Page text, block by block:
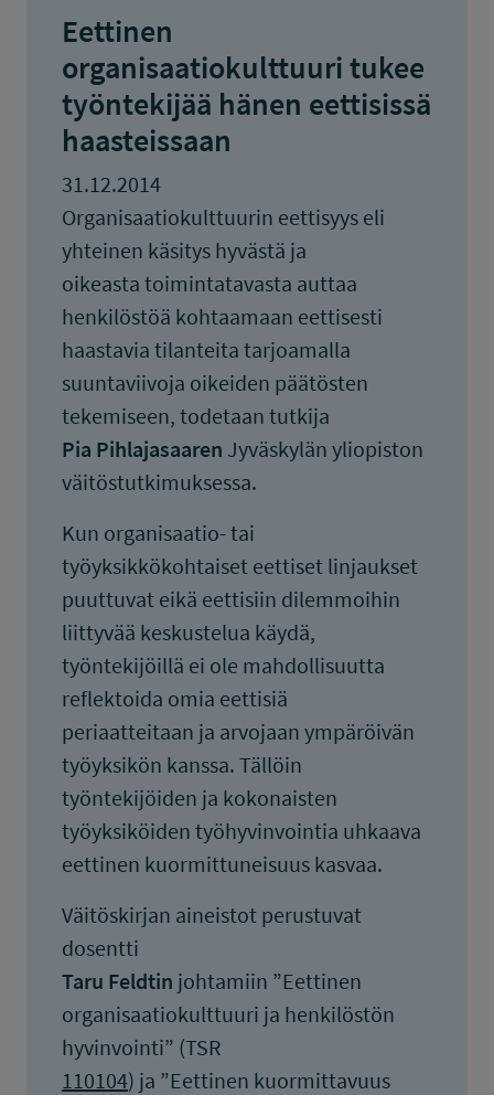
Eettinen
organisaatiokulttuuri tukee
työntekijää hänen eettisissä
haasteissaan
31.12.2014
Organisaatiokulttuurin eettisyys eli
yhteinen käsitys hyvästä ja
oikeasta toimintatavasta auttaa
henkilöstöä kohtaamaan eettisesti
haastavia tilanteita tarjoamalla
suuntaviivoja oikeiden päätösten
tekemiseen, todetaan tutkija
Pia Pihlajasaaren Jyväskylän yliopiston
väitöstutkimuksessa.
Kun organisaatio- tai
työyksikkökohtaiset eettiset linjaukset
puuttuvat eikä eettisiin dilemmoihin
liittyvää keskustelua käydä,
työntekijöillä ei ole mahdollisuutta
reflektoida omia eettisiä
periaatteitaan ja arvojaan ympäröivän
työyksikön kanssa. Tällöin
työntekijöiden ja kokonaisten
työyksiköiden työhyvinvointia uhkaava
eettinen kuormittuneisuus kasvaa.
Väitöskirjan aineistot perustuvat
dosentti
Taru Feldtin johtamiin ”Eettinen
organisaatiokulttuuri ja henkilöstön
hyvinvointi” (TSR
110104) ja ”Eettinen kuormittavuus